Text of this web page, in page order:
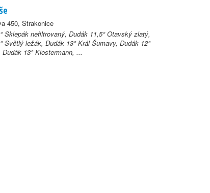
450, Strakonice
Sklepák nefiltrovaný, Dudák 11,5° Otavský zlatý,
Světlý ležák, Dudák 13° Král Šumavy, Dudák 12°
13° Klostermann, ...